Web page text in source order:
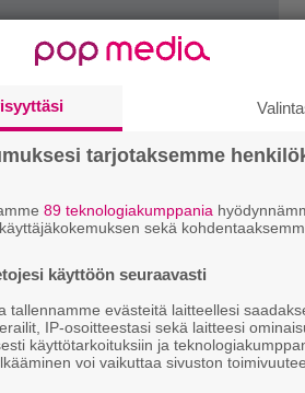
tarjotaksemme
89 teknologiakumppania
sekä
käyttöön seuraavasti
tallennamme evästeitä laitteellesi
IP-osoitteestasi sekä laitteesi
käyttötarkoituksiin ja
voi vaikuttaa sivuston